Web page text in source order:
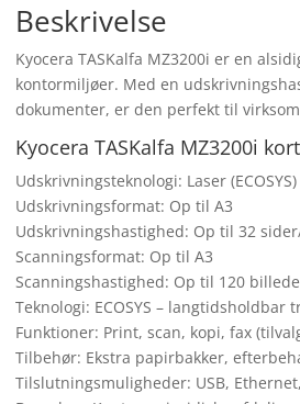
Beskrivelse
Kyocera TASKalfa MZ3200i er en
kontormiljøer. Med en
dokumenter, er den perfekt til
Kyocera TASKalfa MZ3200i
Udskrivningsteknologi: Laser (ECOSYS)
Udskrivningsformat: Op til A3
Udskrivningshastighed: Op til 32
Scanningsformat: Op til A3
Scanningshastighed: Op til 120
Teknologi: ECOSYS –
Funktioner: Print, scan, kopi, fax
Tilbehør: Ekstra papirbakker,
Tilslutningsmuligheder: USB,